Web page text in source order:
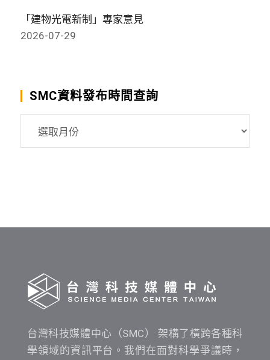
「建物光電新制」專家意見
2026-07-29
SMC資料發布時間查詢
台灣科技媒體中心（SMC） 架構了橫跨各種科
學領域的資訊平台。我們在面對科學爭議時，